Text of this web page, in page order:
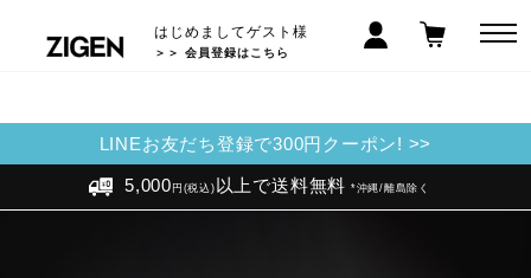
はじめましてゲスト様
＞＞ 会員登録はこちら
LINEお友だち登録で300円クーポン! >>
5,000 円(税込) 以上で送料無料 *沖縄/離島除く